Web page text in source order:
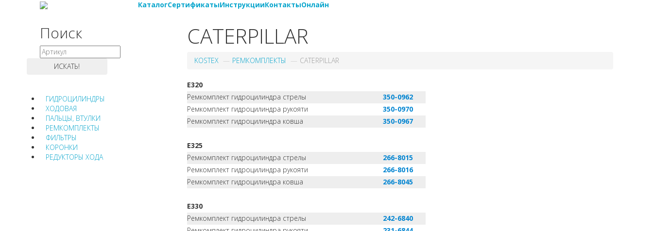
КаталогСертификатыИнструкцииКонтактыОнлайн
Поиск
ГИДРОЦИЛИНДРЫ
ХОДОВАЯ
ПАЛЬЦЫ, ВТУЛКИ
РЕМКОМПЛЕКТЫ
ФИЛЬТРЫ
КОРОНКИ
РЕДУКТОРЫ ХОДА
CATERPILLAR
KOSTEX РЕМКОМПЛЕКТЫ CATERPILLAR
E320
Ремкомплект гидроцилиндра стрелы
350-0962
Ремкомплект гидроцилиндра рукояти
350-0970
Ремкомплект гидроцилиндра ковша
350-0967
E325
Ремкомплект гидроцилиндра стрелы
266-8015
Ремкомплект гидроцилиндра рукояти
266-8016
Ремкомплект гидроцилиндра ковша
266-8045
E330
Ремкомплект гидроцилиндра стрелы
242-6840